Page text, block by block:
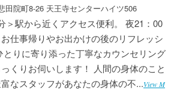
田院町8-26 天王寺センターハイツ506
＞駅から近くアクセス便利。 夜21：00
仕事帰りやお出かけの後のリフレッシ
りに寄り添った丁寧なカウンセリング
くりお伺いします！ 人間の身体のこと
なスタッフがあなたの身体の不...View M